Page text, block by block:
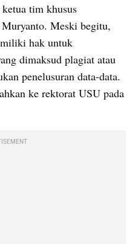
tim khusus
hak untuk
dimaksud plagiat atau
penelusuran data-data.
ke rektorat USU pada